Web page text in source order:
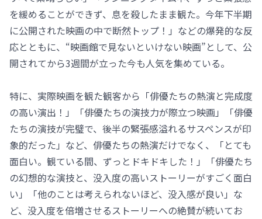
を緩めることができず、息を殺したまま観た。今年下半期
に公開された映画の中で断然トップ！」などの爆発的な反
応とともに、“映画館で見ないといけない映画”として、公
開されてから3週間が立った今も人気を集めている。
特に、実際映画を観た観客から「俳優たちの熱演と完成度
の高い演出！」「俳優たちの演技力が際立つ映画」「俳優
たちの演技が完璧で、後半の緊張感溢れるサスペンスが印
象的だった」など、俳優たちの熱演だけでなく、「とても
面白い。観ている間、ずっとドキドキした！」「俳優たち
の幻想的な演技と、没入度の高いストーリーがすごく面白
い」「他のことは考えられないほど、没入感が良い」な
ど、没入度を倍増させるストーリーへの絶賛が続いてお